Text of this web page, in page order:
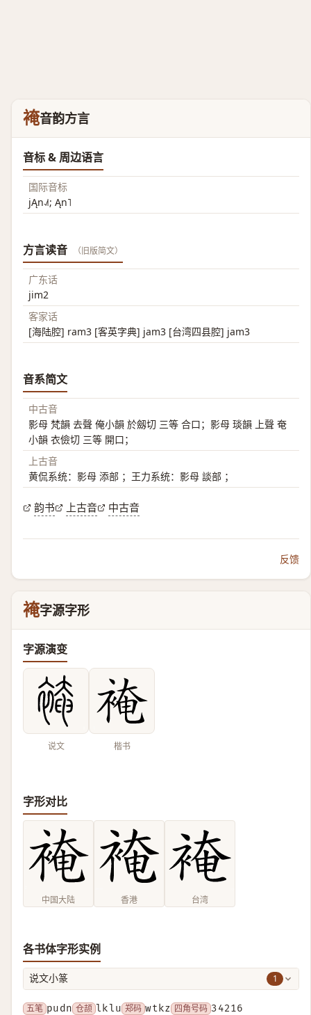
裺音韵方言
音标 & 周边语言
国际音标
jĄn˨˩˦; Ąn˥
方言读音 （旧版简文）
广东话
jim2
客家话
[海陆腔] ram3 [客英字典] jam3 [台湾四县腔] jam3
音系简文
中古音
影母 梵韻 去聲 俺小韻 於劔切 三等 合口；影母 琰韻 上聲 奄
小韻 衣儉切 三等 開口；
上古音
黄侃系统：影母 添部 ；王力系统：影母 談部 ；
韵书 上古音 中古音
反馈
裺字源字形
字源演变
说文 楷书
字形对比
中国大陆 香港 台湾
各书体字形实例
说文小篆 1
五笔 pudn 仓颉 lklu 郑码 wtkz 四角号码 34216